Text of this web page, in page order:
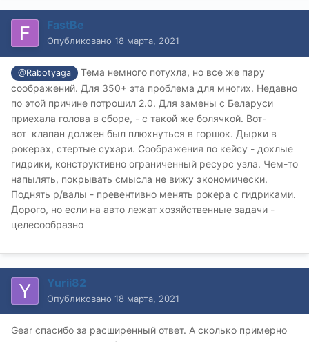
FastBe
Опубликовано 18 марта, 2021
@Rabotyaga
Тема немного потухла, но все же пару
соображений. Для 350+ эта проблема для многих. Недавно
по этой причине потрошил 2.0. Для замены с Беларуси
приехала голова в сборе, - с такой же болячкой. Вот-
вот клапан должен был плюхнуться в горшок. Дырки в
рокерах, стертые сухари. Соображения по кейсу - дохлые
гидрики, конструктивно ограниченный ресурс узла. Чем-то
напылять, покрывать смысла не вижу экономически.
Поднять р/валы - превентивно менять рокера с гидриками.
Дорого, но если на авто лежат хозяйственные задачи -
целесообразно
Yurii82
Опубликовано 18 марта, 2021
Gear спасибо за расширенный ответ. А сколько примерно